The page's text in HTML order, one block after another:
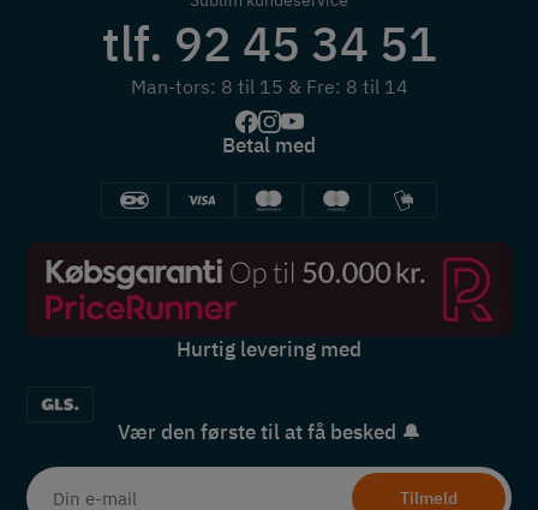
tlf. 92 45 34 51
Man-tors: 8 til 15 & Fre: 8 til 14
Betal med
Hurtig levering med
Vær den første til at få besked 🔔
Tilmeld